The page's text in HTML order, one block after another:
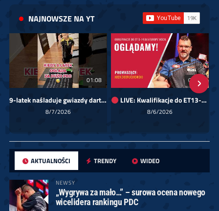
NAJNOWSZE NA YT
01:08
9-latek naśladuje gwiazdy darta!
8/7/2026
00:00
LIVE: Kwalifikacje do ET13-14 dla Europy Wschodniej
8/6/2026
AKTUALNOŚCI TRENDY WIDEO
NEWSY
„Wygrywa za mało…” – surowa ocena nowego
wicelidera rankingu PDC